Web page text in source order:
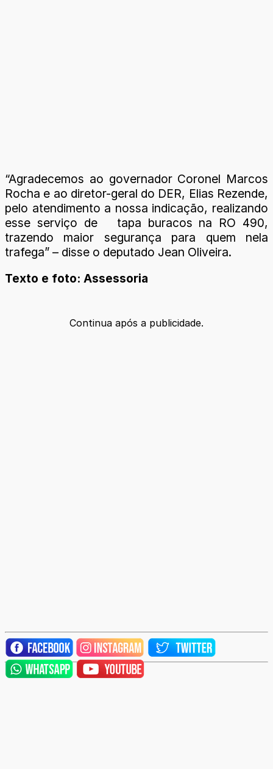
“Agradecemos ao governador Coronel Marcos
Rocha e ao diretor-geral do DER, Elias Rezende,
pelo atendimento a nossa indicação, realizando
esse serviço de tapa buracos na RO 490,
trazendo maior segurança para quem nela
trafega” – disse o deputado Jean Oliveira.
Texto e foto: Assessoria
Continua após a publicidade.